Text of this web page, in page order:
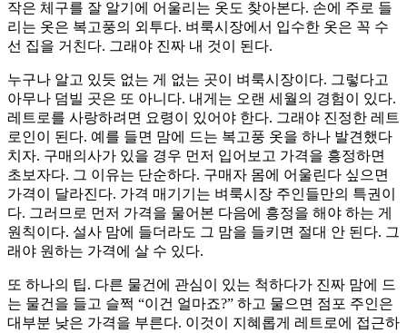
작은 체구를 잘 알기에 어울리는 옷도 찾아본다. 손에 주로 들
리는 옷은 복고풍의 외투다. 벼룩시장에서 입수한 옷은 꼭 수
선 집을 거친다. 그래야 진짜 내 것이 된다.
누구나 알고 있듯 없는 게 없는 곳이 벼룩시장이다. 그렇다고
아무나 덤빌 곳은 또 아니다. 내게는 오랜 세월의 경험이 있다.
레트로를 사랑하려면 요령이 있어야 한다. 그래야 진정한 레트
로인이 된다. 예를 들면 맘에 드는 복고풍 옷을 하나 발견했다
치자. 구매의사가 있을 경우 먼저 입어보고 가격을 흥정하면
초보자다. 그 이유는 단순하다. 구매자 몸에 어울린다 싶으면
가격이 달라진다. 가격 매기기는 벼룩시장 주인들만의 특권이
다. 그러므로 먼저 가격을 물어본 다음에 흥정을 해야 하는 게
원칙이다. 설사 맘에 들더라도 그 맘을 들키면 절대 안 된다. 그
래야 원하는 가격에 살 수 있다.
또 하나의 팁. 다른 물건에 관심이 있는 척하다가 진짜 맘에 드
는 물건을 들고 슬쩍 “이건 얼마죠?” 하고 물으면 점포 주인은
대부분 낮은 가격을 부른다. 이것이 지혜롭게 레트로에 접근하